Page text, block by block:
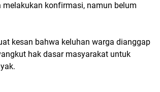
konfirmasi, namun belum
kesan bahwa keluhan warga dianggap
hak dasar masyarakat untuk